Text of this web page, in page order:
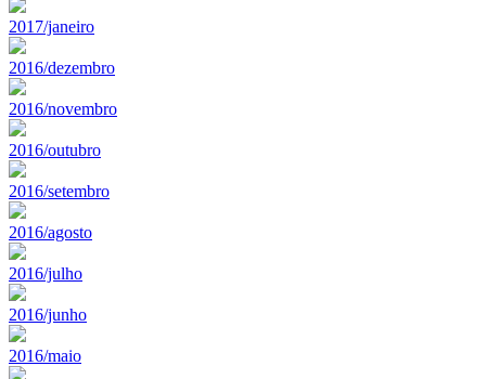
2017/janeiro
2016/dezembro
2016/novembro
2016/outubro
2016/setembro
2016/agosto
2016/julho
2016/junho
2016/maio